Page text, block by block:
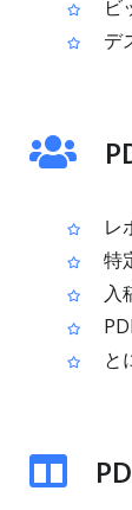
ビ
デ
レ
特
入
と